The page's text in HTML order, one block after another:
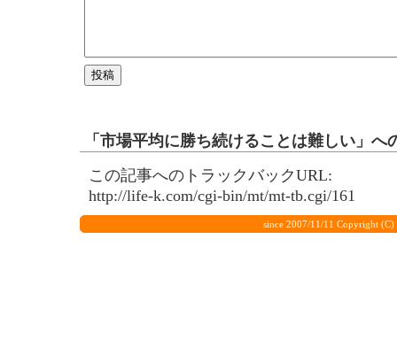
「市場平均に勝ち続けることは難しい」へ
この記事へのトラックバックURL:
http://life-k.com/cgi-bin/mt/mt-tb.cgi/161
since 2007/11/11 Copyright